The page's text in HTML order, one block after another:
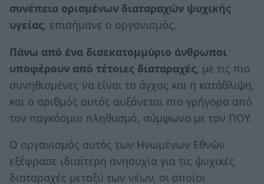
συνέπεια ορισμένων διαταραχών ψυχικής
υγείας, επισήμανε ο οργανισμός.
Πάνω από ένα δισεκατομμύριο άνθρωποι
υποφέρουν από τέτοιες διαταραχές, με τις πιο
συνηθισμένες να είναι το άγχος και η κατάθλιψη,
και ο αριθμός αυτός αυξάνεται πιο γρήγορα από
τον παγκόσμιο πληθυσμό, σύμφωνα με τον ΠΟΥ.
Ο οργανισμός αυτός των Ηνωμένων Εθνών
εξέφρασε ιδιαίτερη ανησυχία για τις ψυχικές
διαταραχές μεταξύ των νέων, οι οποίοι